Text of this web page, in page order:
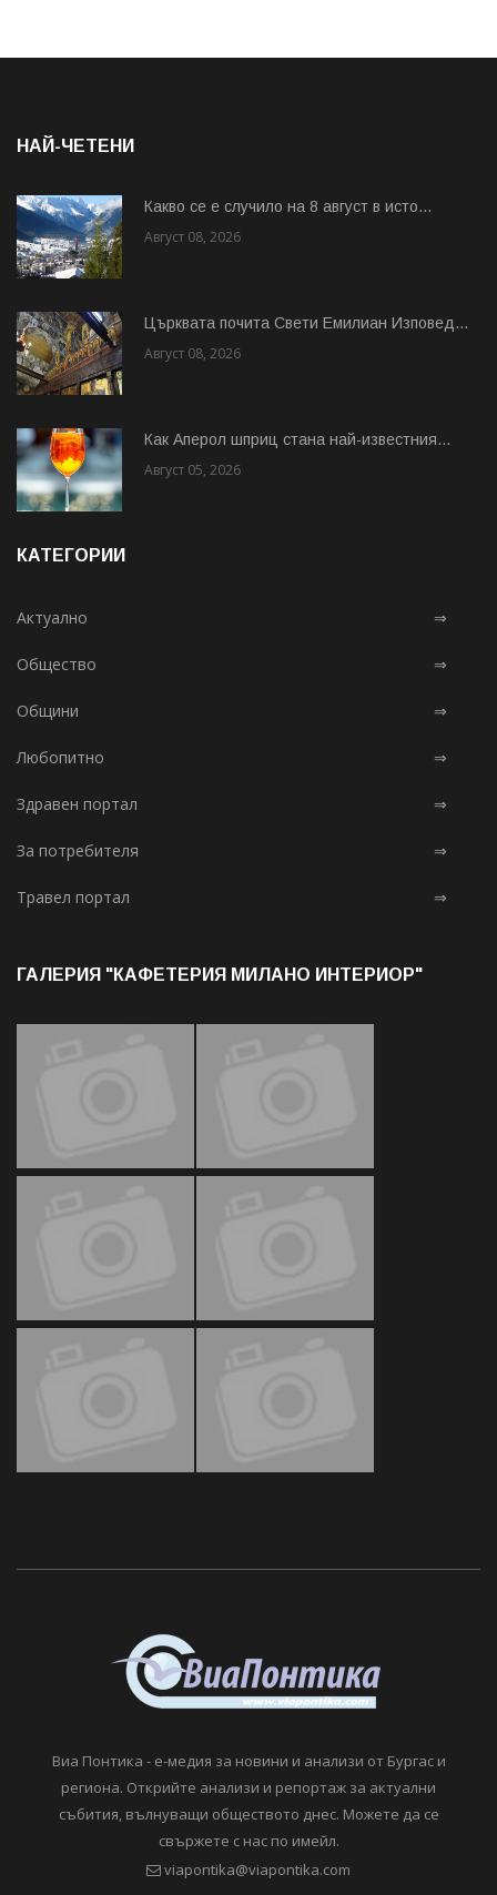
НАЙ-ЧЕТЕНИ
Какво се е случило на 8 август в исто...
Август 08, 2026
Църквата почита Свeти Емилиан Изповед...
Август 08, 2026
Как Аперол шприц стана най-известния...
Август 05, 2026
КАТЕГОРИИ
Актуално ⇒
Общество ⇒
Общини ⇒
Любопитно ⇒
Здравен портал ⇒
За потребителя ⇒
Травел портал ⇒
ГАЛЕРИЯ "КАФЕТЕРИЯ МИЛАНО ИНТЕРИОР"
Виа Понтика - е-медия за новини и анализи от Бургас и
региона. Открийте анализи и репортаж за актуални
събития, вълнуващи обществото днес. Можете да се
свържете с нас по имейл.
viapontika@viapontika.com